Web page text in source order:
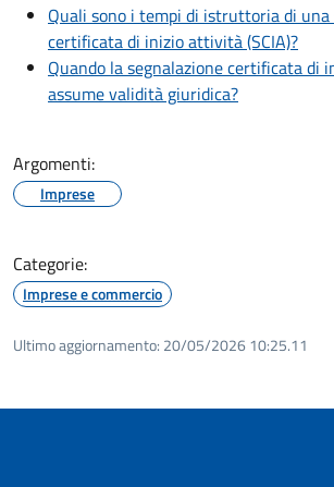
Quali sono i tempi di istruttoria di una
certificata di inizio attività (SCIA)?
Quando la segnalazione certificata di
assume validità giuridica?
Argomenti:
Imprese
Categorie:
Imprese e commercio
Ultimo aggiornamento: 20/05/2026 10:25.11